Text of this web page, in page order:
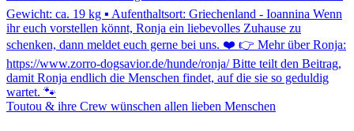
Toutou & ihre Crew wünschen allen lieben Menschen